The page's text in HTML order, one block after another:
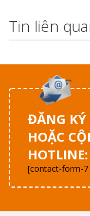
Tin liên
ĐĂNG
HOẶC
[contact-form-7